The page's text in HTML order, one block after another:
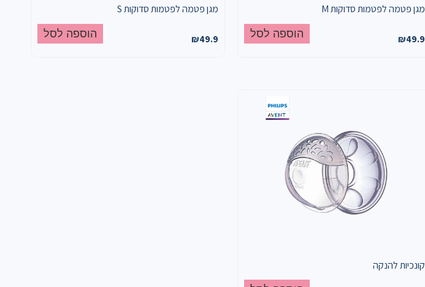
מגן פטמה לפטמות סדוקות M
₪49.9 הוספה לסל
מגן פטמה לפטמות סדוקות S
₪49.9 הוספה לסל
קונכיות להנקה